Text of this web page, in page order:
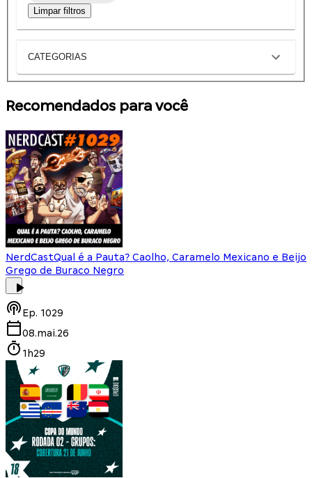
Limpar filtros
CATEGORIAS
Recomendados para você
NerdCastQual é a Pauta? Caolho, Caramelo Mexicano e Beijo
Grego de Buraco Negro
Ep. 1029
08.mai.26
1h29